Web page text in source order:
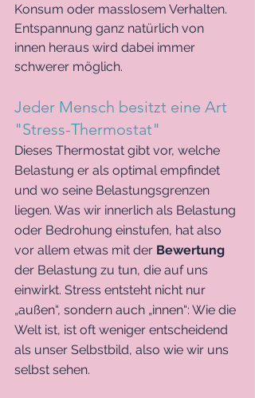
Konsum oder masslosem Verhalten.
Entspannung ganz natürlich von
innen heraus wird dabei immer
schwerer möglich.
Jeder Mensch besitzt eine Art
"Stress-Thermostat"
Dieses Thermostat gibt vor, welche
Belastung er als optimal empfindet
und wo seine Belastungsgrenzen
liegen. Was wir innerlich als Belastung
oder Bedrohung einstufen, hat also
vor allem etwas mit der Bewertung
der Belastung zu tun, die auf uns
einwirkt. Stress entsteht nicht nur
„außen“, sondern auch „innen“: Wie die
Welt ist, ist oft weniger entscheidend
als unser Selbstbild, also wie wir uns
selbst sehen.